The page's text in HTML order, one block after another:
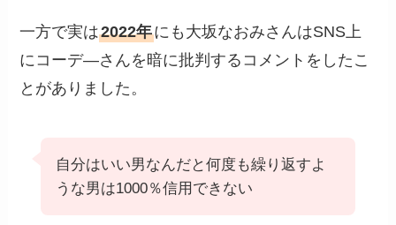
一方で実は2022年にも大坂なおみさんはSNS上
にコーデ―さんを暗に批判するコメントをしたこ
とがありました。
自分はいい男なんだと何度も繰り返すよ
うな男は1000％信用できない